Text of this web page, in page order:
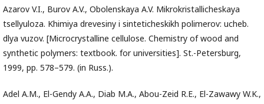
Azarov V.I., Burov A.V., Obolenskaya A.V. Mikrokristallicheskaya
tsellyuloza. Khimiya drevesiny i sinteticheskikh polimerov: ucheb.
dlya vuzov. [Microcrystalline cellulose. Chemistry of wood and
synthetic polymers: textbook. for universities]. St.-Petersburg,
1999, pp. 578–579. (in Russ.).
Adel A.M., El-Gendy A.A., Diab M.A., Abou-Zeid R.E., El-Zawawy W.K.,